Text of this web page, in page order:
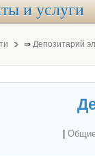
и услуги
⇒ Депозитарий